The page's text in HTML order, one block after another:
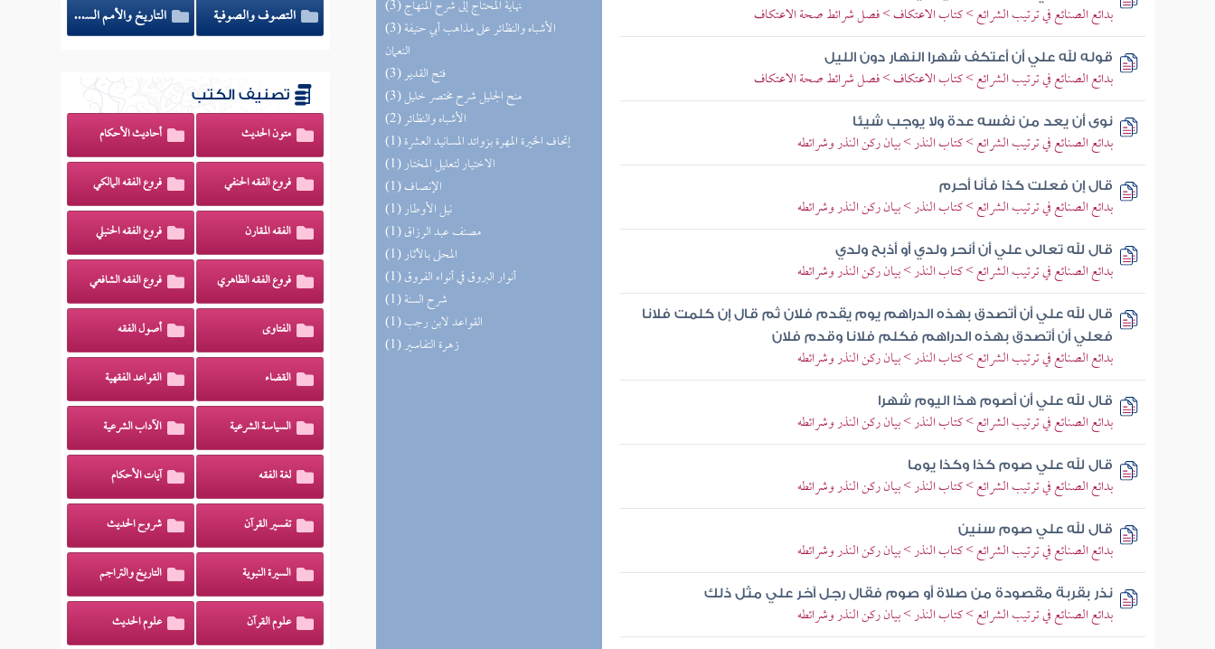
(3) نهاية المحتاج إلى شرح المنهاج
(3) الأشباه والنظائر على مذاهب أبي حنيفة
النعمان
(3) فتح القدير
(3) منح الجليل شرح مختصر خليل
(2) الأشباه والنظائر
(1) إتحاف الخيرة المهرة بزوائد المسانيد العشرة
(1) الاختيار لتعليل المختار
(1) الإنصاف
(1) نيل الأوطار
(1) مصنف عبد الرزاق
(1) المحلى بالآثار
(1) أنوار البروق في أنواء الفروق
(1) شرح السنة
(1) القواعد لابن رجب
(1) زهرة التفاسير
بدائع الصنائع في ترتيب الشرائع > كتاب الاعتكاف > فصل شرائط صحة الاعتكاف
قوله لله علي أن أعتكف شهرا النهار دون الليل
بدائع الصنائع في ترتيب الشرائع > كتاب الاعتكاف > فصل شرائط صحة الاعتكاف
نوى أن يعد من نفسه عدة ولا يوجب شيئا
بدائع الصنائع في ترتيب الشرائع > كتاب النذر > بيان ركن النذر وشرائطه
قال إن فعلت كذا فأنا أحرم
بدائع الصنائع في ترتيب الشرائع > كتاب النذر > بيان ركن النذر وشرائطه
قال لله تعالى علي أن أنحر ولدي أو أذبح ولدي
بدائع الصنائع في ترتيب الشرائع > كتاب النذر > بيان ركن النذر وشرائطه
قال لله علي أن أتصدق بهذه الدراهم يوم يقدم فلان ثم قال إن كلمت فلانا
فعلي أن أتصدق بهذه الدراهم فكلم فلانا وقدم فلان
بدائع الصنائع في ترتيب الشرائع > كتاب النذر > بيان ركن النذر وشرائطه
قال لله علي أن أصوم هذا اليوم شهرا
بدائع الصنائع في ترتيب الشرائع > كتاب النذر > بيان ركن النذر وشرائطه
قال لله علي صوم كذا وكذا يوما
بدائع الصنائع في ترتيب الشرائع > كتاب النذر > بيان ركن النذر وشرائطه
قال لله علي صوم سنين
بدائع الصنائع في ترتيب الشرائع > كتاب النذر > بيان ركن النذر وشرائطه
نذر بقربة مقصودة من صلاة أو صوم فقال رجل آخر علي مثل ذلك
بدائع الصنائع في ترتيب الشرائع > كتاب النذر > بيان ركن النذر وشرائطه
التصوف والصوفية
التاريخ والأمم السابقة
تصنيف الكتب
متون الحديث أحاديث الأحكام
فروع الفقه الحنفي فروع الفقه المالكي
الفقه المقارن فروع الفقه الحنبلي
فروع الفقه الظاهري فروع الفقه الشافعي
الفتاوى أصول الفقه
القضاء القواعد الفقهية
السياسة الشرعية الآداب الشرعية
لغة الفقه آيات الأحكام
تفسير القرآن شروح الحديث
السيرة النبوية التاريخ والتراجم
علوم القرآن علوم الحديث